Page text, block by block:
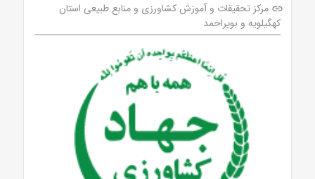
link مرکز تحقیقات و آموزش کشاورزی و منابع طبیعی استان
کهگیلویه و بویراحمد